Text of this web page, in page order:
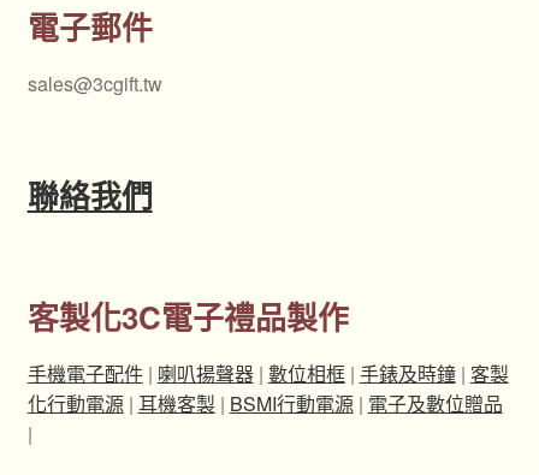
電子郵件
sales@3cgift.tw
聯絡我們
客製化3C電子禮品製作
手機電子配件| 喇叭揚聲器| 數位相框| 手錶及時鐘| 客製
化行動電源| 耳機客製| BSMI行動電源| 電子及數位贈品
|